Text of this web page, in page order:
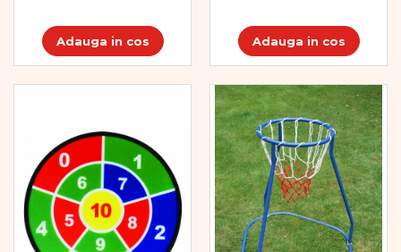
Adauga in cos Adauga in cos